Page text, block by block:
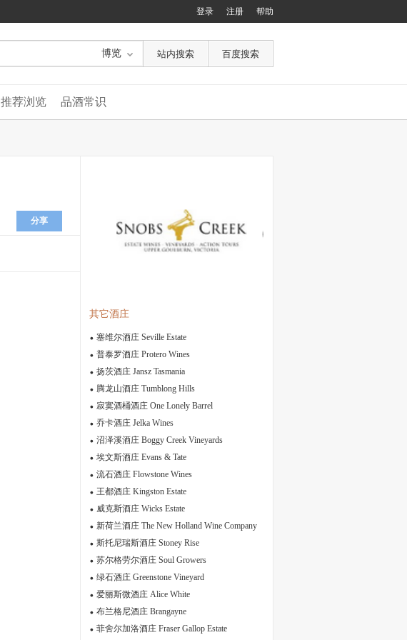
帮助
注册
登录
博览
推荐浏览 品酒常识
分享
其它酒庄
塞维尔酒庄 Seville Estate
普泰罗酒庄 Protero Wines
扬茨酒庄 Jansz Tasmania
腾龙山酒庄 Tumblong Hills
寂寞酒桶酒庄 One Lonely Barrel
乔卡酒庄 Jelka Wines
沼泽溪酒庄 Boggy Creek Vineyards
埃文斯酒庄 Evans & Tate
流石酒庄 Flowstone Wines
王都酒庄 Kingston Estate
威克斯酒庄 Wicks Estate
新荷兰酒庄 The New Holland Wine Company
斯托尼瑞斯酒庄 Stoney Rise
苏尔格劳尔酒庄 Soul Growers
绿石酒庄 Greenstone Vineyard
爱丽斯微酒庄 Alice White
布兰格尼酒庄 Brangayne
菲舍尔加洛酒庄 Fraser Gallop Estate